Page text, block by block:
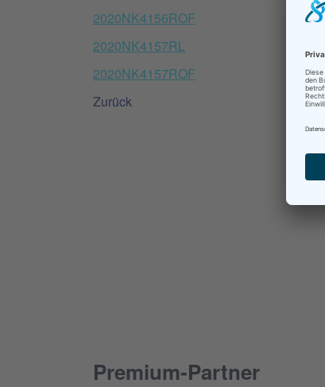
2020NK4156ROF
2020NK4157RL
2020NK4157ROF
Zurück
Premium-Partner